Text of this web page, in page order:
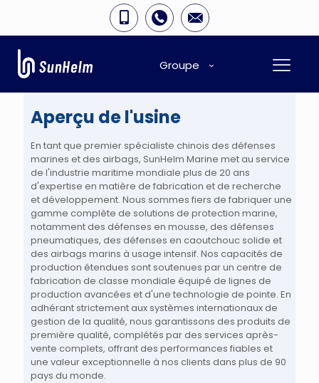
Groupe
Aperçu de l'usine
En tant que premier spécialiste chinois des défenses
marines et des airbags, SunHelm Marine met au service
de l'industrie maritime mondiale plus de 20 ans
d'expertise en matière de fabrication et de recherche
et développement. Nous sommes fiers de fabriquer une
gamme complète de solutions de protection marine,
notamment des défenses en mousse, des défenses
pneumatiques, des défenses en caoutchouc solide et
des airbags marins à usage intensif. Nos capacités de
production étendues sont soutenues par un centre de
fabrication de classe mondiale équipé de lignes de
production avancées et d'une technologie de pointe. En
adhérant strictement aux systèmes internationaux de
gestion de la qualité, nous garantissons des produits de
première qualité, complétés par des services après-
vente complets, offrant des performances fiables et
une valeur exceptionnelle à nos clients dans plus de 90
pays du monde.